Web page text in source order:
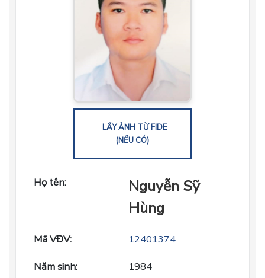
LẤY ẢNH TỪ FIDE
(NẾU CÓ)
Họ tên:
Nguyễn Sỹ
Hùng
Mã VĐV:
12401374
Năm sinh:
1984